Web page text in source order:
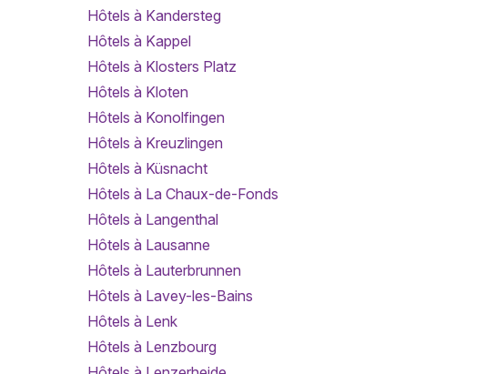
Hôtels à Kandersteg
Hôtels à Kappel
Hôtels à Klosters Platz
Hôtels à Kloten
Hôtels à Konolfingen
Hôtels à Kreuzlingen
Hôtels à Küsnacht
Hôtels à La Chaux-de-Fonds
Hôtels à Langenthal
Hôtels à Lausanne
Hôtels à Lauterbrunnen
Hôtels à Lavey-les-Bains
Hôtels à Lenk
Hôtels à Lenzbourg